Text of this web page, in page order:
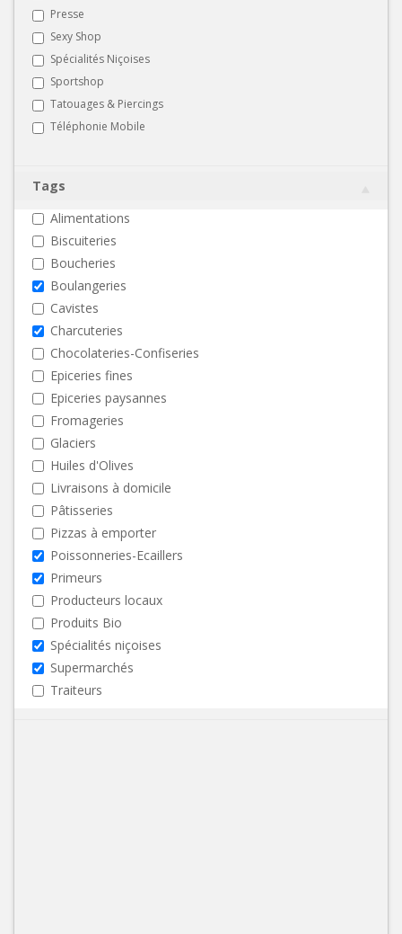
Presse
Sexy Shop
Spécialités Niçoises
Sportshop
Tatouages & Piercings
Téléphonie Mobile
Tags
Alimentations
Biscuiteries
Boucheries
Boulangeries
Cavistes
Charcuteries
Chocolateries-Confiseries
Epiceries fines
Epiceries paysannes
Fromageries
Glaciers
Huiles d'Olives
Livraisons à domicile
Pâtisseries
Pizzas à emporter
Poissonneries-Ecaillers
Primeurs
Producteurs locaux
Produits Bio
Spécialités niçoises
Supermarchés
Traiteurs